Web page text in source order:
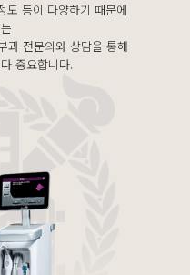
도 등이 다양하기 때문에
과 전문의와 상담을 통해
중요합니다.